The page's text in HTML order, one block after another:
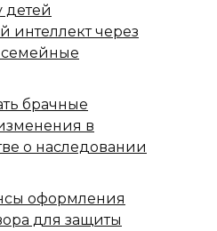
детей
интеллект через
брачные
в
о наследовании
оформления
для защиты